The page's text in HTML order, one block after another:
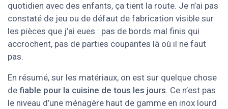
quotidien avec des enfants, ça tient la route. Je n’ai pas
constaté de jeu ou de défaut de fabrication visible sur
les pièces que j’ai eues : pas de bords mal finis qui
accrochent, pas de parties coupantes là où il ne faut
pas.
En résumé, sur les matériaux, on est sur quelque chose
de fiable pour la cuisine de tous les jours. Ce n’est pas
le niveau d’une ménagère haut de gamme en inox lourd